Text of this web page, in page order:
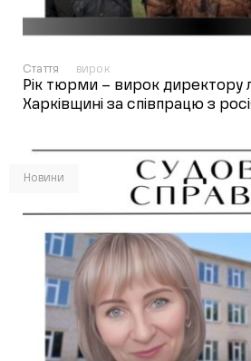
Стаття вирок
Рік тюрми – вирок директору
Харківщині за співпрацю з
Новини